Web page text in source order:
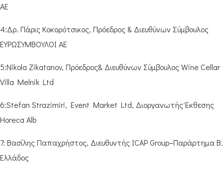
ΑΕ
4:Δρ. Πάρις Κοκορότσικος, Πρόεδρος & Διευθύνων Σύμβουλος
ΕΥΡΩΣΥΜΒΟΥΛΟΙ ΑΕ
5:Nikola Zikatanov, Πρόεδρος& Διευθύνων Σύμβουλος Wine Cellar
Villa Melnik Ltd
6:Stefan Strazimiri, Event Market Ltd, Διοργανωτής Έκθεσης
Horeca Alb
7: Βασίλης Παπαχρήστος, Διευθυντής ICAP Group–Παράρτημα Β.
Ελλάδος